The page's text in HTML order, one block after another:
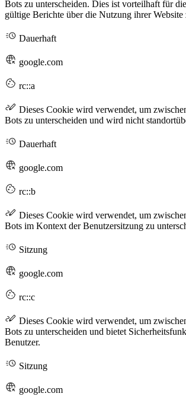
Bots zu unterscheiden. Dies ist vorteilhaft für
gültige Berichte über die Nutzung ihrer Website
Dauerhaft
google.com
rc::a
Dieses Cookie wird verwendet, um
Bots zu unterscheiden und wird nicht
Dauerhaft
google.com
rc::b
Dieses Cookie wird verwendet, um
Bots im Kontext der Benutzersitzung zu
Sitzung
google.com
rc::c
Dieses Cookie wird verwendet, um
Bots zu unterscheiden und bietet
Benutzer.
Sitzung
google.com